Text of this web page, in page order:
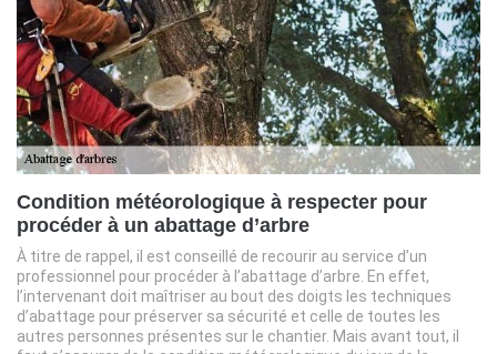
Condition météorologique à respecter pour
procéder à un abattage d’arbre
À titre de rappel, il est conseillé de recourir au service d’un
professionnel pour procéder à l’abattage d’arbre. En effet,
l’intervenant doit maîtriser au bout des doigts les techniques
d’abattage pour préserver sa sécurité et celle de toutes les
autres personnes présentes sur le chantier. Mais avant tout, il